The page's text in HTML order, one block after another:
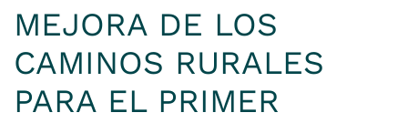
MEJORA DE LOS
CAMINOS RURALES
PARA EL PRIMER